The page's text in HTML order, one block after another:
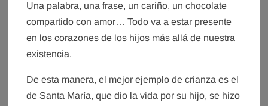
Una palabra, una frase, un cariño, un chocolate
compartido con amor… Todo va a estar presente
en los corazones de los hijos más allá de nuestra
existencia.
De esta manera, el mejor ejemplo de crianza es el
de Santa María, que dio la vida por su hijo, se hizo